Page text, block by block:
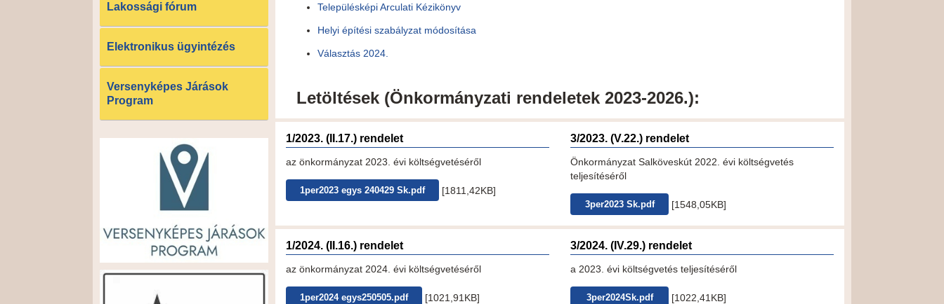
Lakossági fórum
Elektronikus ügyintézés
Versenyképes Járások
Program
Településképi Arculati Kézikönyv
Helyi építési szabályzat módosítása
Választás 2024.
Letöltések (Önkormányzati rendeletek 2023-2026.):
1/2023. (II.17.) rendelet
az önkormányzat 2023. évi költségvetéséről
1per2023 egys 240429 Sk.pdf [1811,42KB]
3/2023. (V.22.) rendelet
Önkormányzat Salköveskút 2022. évi költségvetés
teljesítéséről
3per2023 Sk.pdf [1548,05KB]
1/2024. (II.16.) rendelet
az önkormányzat 2024. évi költségvetéséről
1per2024 egys250505.pdf [1021,91KB]
3/2024. (IV.29.) rendelet
a 2023. évi költségvetés teljesítéséről
3per2024Sk.pdf [1022,41KB]